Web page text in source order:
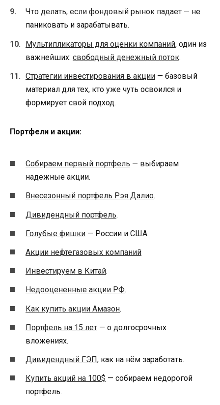
Что делать, если фондовый рынок падает — не
паниковать и зарабатывать.
Мультипликаторы для оценки компаний, один из
важнейших: свободный денежный поток.
Стратегии инвестирования в акции — базовый
материал для тех, кто уже чуть освоился и
формирует свой подход.
Портфели и акции:
Собираем первый портфель — выбираем
надёжные акции.
Внесезонный портфель Рэя Далио.
Дивидендный портфель.
Голубые фишки — России и США.
Акции нефтегазовых компаний
Инвестируем в Китай.
Недооцененные акции РФ.
Как купить акции Амазон.
Портфель на 15 лет — о долгосрочных
вложениях.
Дивидендный ГЭП, как на нём заработать.
Купить акций на 100$ — собираем недорогой
портфель.